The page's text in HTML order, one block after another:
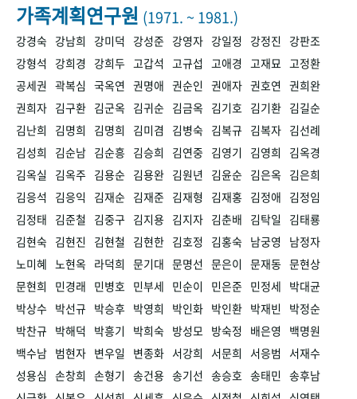
VR 역사관
가족계획연구원 (1971. ~ 1981.)
강경숙 강남희 강미덕 강성준 강영자 강일정 강정진
강판조
강형석
강희경 강희두 고갑석 고규섭 고애경 고재묘 고정환
공세권 곽복심 국옥연 권명애 권순인 권애자 권호연 권희완
권희자 김구환 김군옥 김귀순 김금옥 김기호 김기환 김길순
김난희
김명희 김명희 김미겸 김병숙 김복규 김복자 김선례
김성희
김순남 김순흥 김승희 김연중 김영기 김영희
김옥경
김옥실
김옥주 김용순 김용완 김원년 김윤순 김은옥 김은희
김응석
김응익 김재순 김재준 김재형 김재홍 김정애 김정임
김정태 김준철 김중구 김지용 김지자 김춘배 김탁일
김태룡
김현숙 김현진 김현철 김현한 김호정 김홍숙 남궁영
남정자
노미혜 노현옥 라덕희 문기대 문명선 문은이 문재동 문현상
문현희
민경래 민병호 민부세 민순이 민은준 민정세 박대균
박상수 박선규 박승후 박영희 박인화 박인환 박재빈
박정순
박찬규 박해덕 박흥기 박희숙 방성모 방숙정 배은영
백명원
백수남 범현자 변우일 변종화 서강희 서문희 서응범
서재수
성용심 손창희 손형기 송건용 송기선 송승호 송태민 송후남